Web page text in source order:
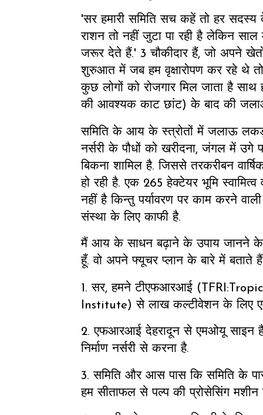
'सर हमारी समिति सच कहें तो हर सदस्य
राशन तो नहीं जुटा पा रही है लेकिन
जरूर देते हैं.' 3 चौकीदार हैं, जो अपने
शुरुआत में जब हम वृक्षारोपण कर रहे थे
कुछ लोगों को रोजगार मिल जाता है साथ
की आवश्यक काट छांट) के बाद की
समिति के आय के स्त्रोतों में जलाऊ लकड़ी
नर्सरी के पौधों को खरीदना, जंगल में
बिकना शामिल है. जिससे तरकरीबन
हो रही है. एक 265 हेक्टेयर भूमि स्वामित्व
नहीं है किन्तु पर्यावरण पर काम करने
संस्था के लिए काफी है.
मैं आय के साधन बढ़ाने के उपाय जानने के
हूँ. वो अपने फ्यूचर प्लान के बारे में बताते
1. सर, हमने टीएफआरआई
Institute) से लाख कल्टीवेशन के लिए
2. एफआरआई देहरादून से एमओयू साइन
निर्माण नर्सरी से करना है.
3. समिति और आस पास कि समिति के
हम सीताफल से पल्प की प्रोसेसिंग मशीन